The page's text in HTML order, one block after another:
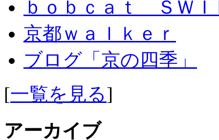
ｂｏｂｃａｔ ＳＷＩ
京都ｗａｌｋｅｒ
ブログ「京の四季」
[一覧を見る]
アーカイブ